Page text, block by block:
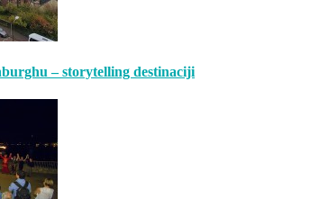
– storytelling destinaciji